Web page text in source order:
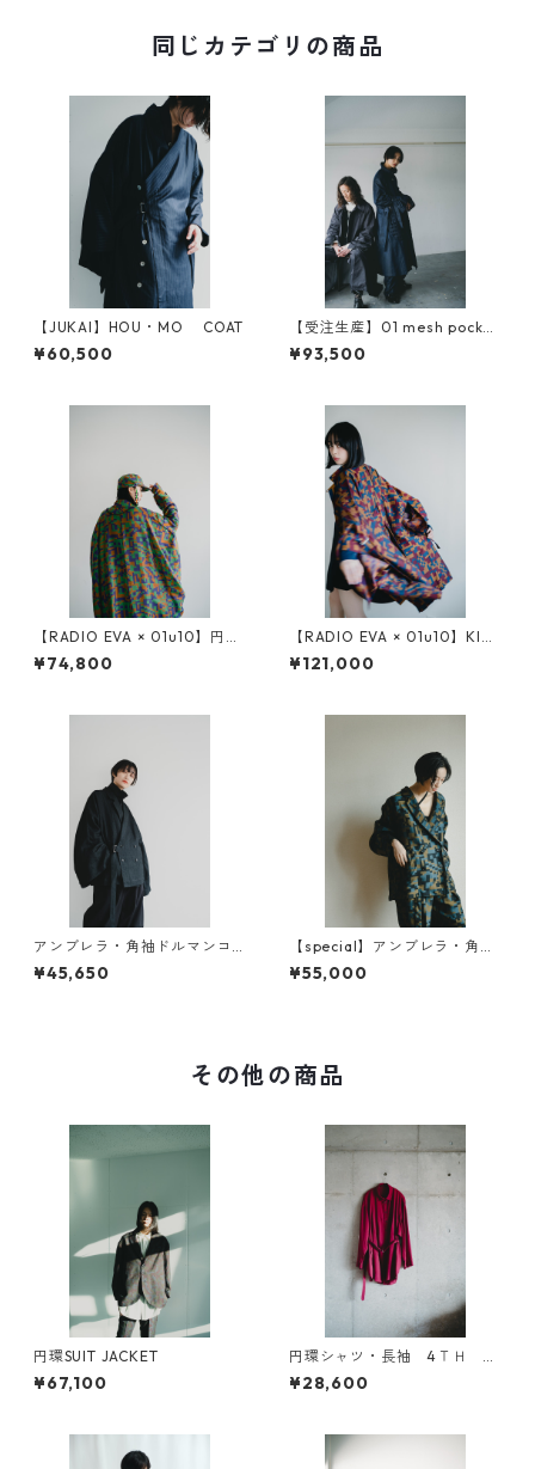
同じカテゴリの商品
【JUKAI】HOU・MO COAT
¥60,500
【受注生産】01 mesh pocket
motorcycle coat（original s
leeve）
¥93,500
【RADIO EVA × 01u10】円環
digital camouflage jacquar
d reversible coat
¥74,800
【RADIO EVA × 01u10】KIM
ONO over coat（digital ca
mouflage）
¥121,000
アンブレラ・角袖ドルマンコ
ート
¥45,650
【special】アンブレラ・角袖
ドルマンコート オリジナル
素材
¥55,000
その他の商品
円環SUIT JACKET
¥67,100
円環シャツ・長袖 4ＴＨ ａ
ｎｎｉｖｅｒｓａｒｙ
¥28,600